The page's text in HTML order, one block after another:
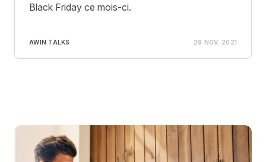
Black Friday ce mois-ci.
AWIN TALKS 29 NOV. 2021